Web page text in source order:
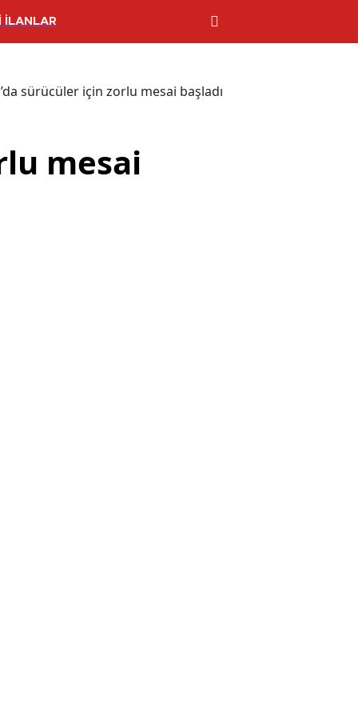
İLANLAR
sürücüler için zorlu mesai başladı
mesai